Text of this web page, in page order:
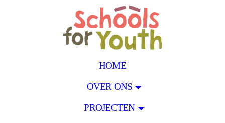
HOME
OVER ONS
PROJECTEN